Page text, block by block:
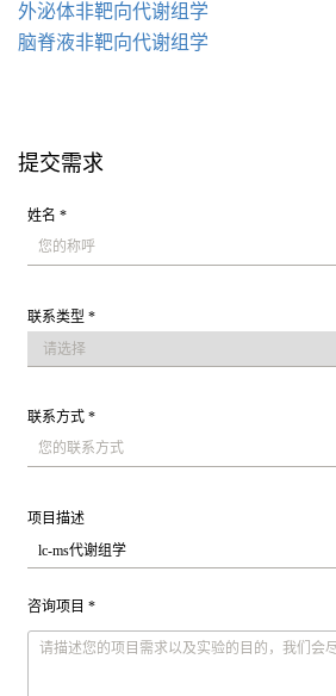
外泌体非靶向代谢组学
脑脊液非靶向代谢组学
提交需求
姓名 *
联系类型 *
联系方式 *
项目描述
咨询项目 *